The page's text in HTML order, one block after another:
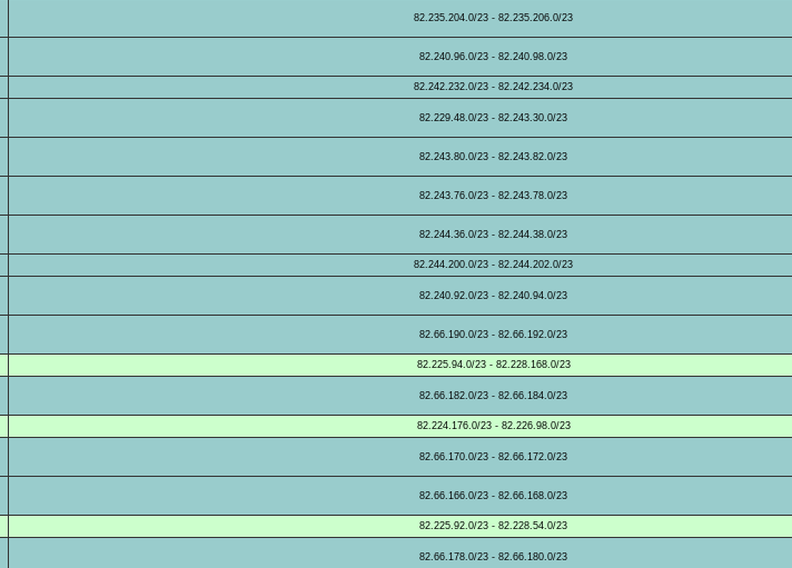
82.235.204.0/23 - 82.235.206.0/23
82.240.96.0/23 - 82.240.98.0/23
82.242.232.0/23 - 82.242.234.0/23
82.229.48.0/23 - 82.243.30.0/23
82.243.80.0/23 - 82.243.82.0/23
82.243.76.0/23 - 82.243.78.0/23
82.244.36.0/23 - 82.244.38.0/23
82.244.200.0/23 - 82.244.202.0/23
82.240.92.0/23 - 82.240.94.0/23
82.66.190.0/23 - 82.66.192.0/23
82.225.94.0/23 - 82.228.168.0/23
82.66.182.0/23 - 82.66.184.0/23
82.224.176.0/23 - 82.226.98.0/23
82.66.170.0/23 - 82.66.172.0/23
82.66.166.0/23 - 82.66.168.0/23
82.225.92.0/23 - 82.228.54.0/23
82.66.178.0/23 - 82.66.180.0/23